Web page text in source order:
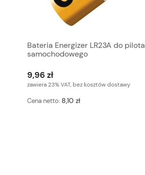
Bateria Energizer LR23A do pilota
samochodowego
9,96 zł
zawiera 23% VAT, bez kosztów dostawy
Cena netto: 8,10 zł